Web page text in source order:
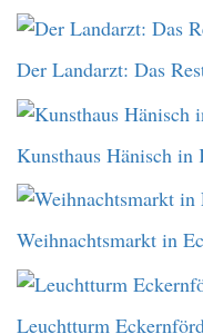
Der Landarzt: Das
Kunsthaus Hänisch in
Weihnachtsmarkt in
Leuchtturm